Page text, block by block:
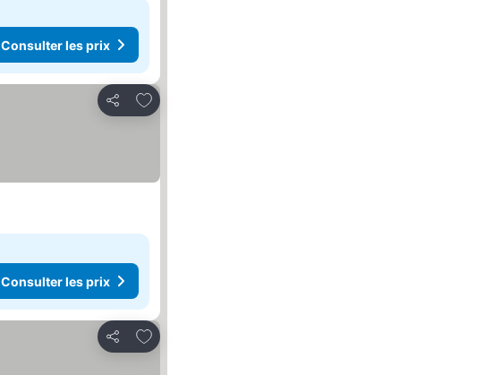
Consulter les prix
Partager
Ajouter à mes favoris
Consulter les prix
Partager
Ajouter à mes favoris